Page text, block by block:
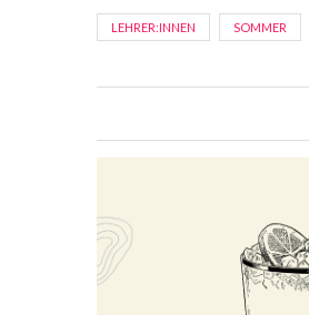
LEHRER:INNEN SOMMER